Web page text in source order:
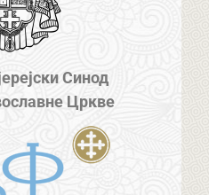
Синод
Цркве